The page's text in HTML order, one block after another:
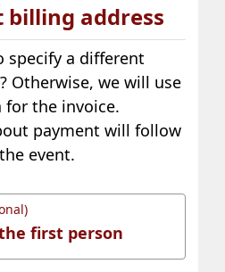
billing address
specify a different
Otherwise, we will use
for the invoice.
payment will follow
event.